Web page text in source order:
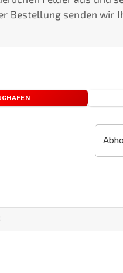
Bestellung senden wir